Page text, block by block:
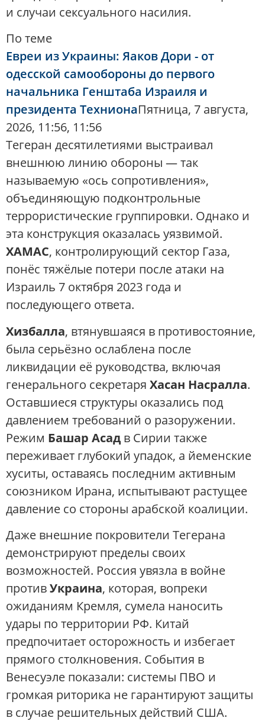
и случаи сексуального насилия.
По теме
Евреи из Украины: Яаков Дори - от
одесской самообороны до первого
начальника Генштаба Израиля и
президента ТехнионаПятница, 7 августа,
2026, 11:56, 11:56
Тегеран десятилетиями выстраивал
внешнюю линию обороны — так
называемую «ось сопротивления»,
объединяющую подконтрольные
террористические группировки. Однако и
эта конструкция оказалась уязвимой.
ХАМАС, контролирующий сектор Газа,
понёс тяжёлые потери после атаки на
Израиль 7 октября 2023 года и
последующего ответа.
Хизбалла, втянувшаяся в противостояние,
была серьёзно ослаблена после
ликвидации её руководства, включая
генерального секретаря Хасан Насралла.
Оставшиеся структуры оказались под
давлением требований о разоружении.
Режим Башар Асад в Сирии также
переживает глубокий упадок, а йеменские
хуситы, оставаясь последним активным
союзником Ирана, испытывают растущее
давление со стороны арабской коалиции.
Даже внешние покровители Тегерана
демонстрируют пределы своих
возможностей. Россия увязла в войне
противУкраина, которая, вопреки
ожиданиям Кремля, сумела наносить
удары по территории РФ. Китай
предпочитает осторожность и избегает
прямого столкновения. События в
Венесуэле показали: системы ПВО и
громкая риторика не гарантируют защиты
в случае решительных действий США.